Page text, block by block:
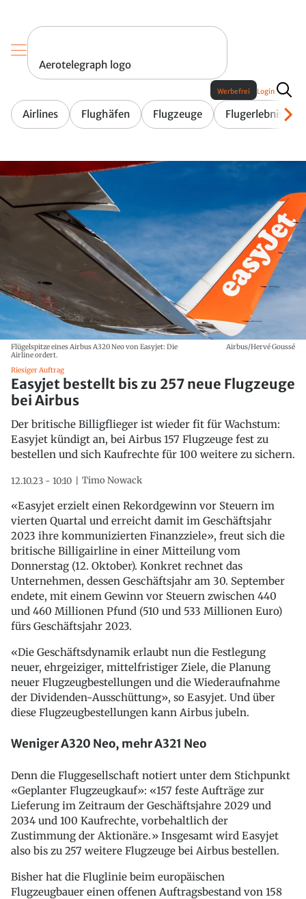
Aerotelegraph logo
Airlines Flughäfen Flugzeuge Flugerlebnis
Werbefrei Login
Flügelspitze eines Airbus A320 Neo von Easyjet: Die
Airline ordert.
Airbus/Hervé Goussé
Riesiger Auftrag
Easyjet bestellt bis zu 257 neue Flugzeuge
bei Airbus
Der britische Billigflieger ist wieder fit für Wachstum:
Easyjet kündigt an, bei Airbus 157 Flugzeuge fest zu
bestellen und sich Kaufrechte für 100 weitere zu sichern.
12.10.23 - 10:10 Timo Nowack
«Easyjet erzielt einen Rekordgewinn vor Steuern im
vierten Quartal und erreicht damit im Geschäftsjahr
2023 ihre kommunizierten Finanzziele», freut sich die
britische Billigairline in einer Mitteilung vom
Donnerstag (12. Oktober). Konkret rechnet das
Unternehmen, dessen Geschäftsjahr am 30. September
endete, mit einem Gewinn vor Steuern zwischen 440
und 460 Millionen Pfund (510 und 533 Millionen Euro)
fürs Geschäftsjahr 2023.
«Die Geschäftsdynamik erlaubt nun die Festlegung
neuer, ehrgeiziger, mittelfristiger Ziele, die Planung
neuer Flugzeugbestellungen und die Wiederaufnahme
der Dividenden-Ausschüttung», so Easyjet. Und über
diese Flugzeugbestellungen kann Airbus jubeln.
Weniger A320 Neo, mehr A321 Neo
Denn die Fluggesellschaft notiert unter dem Stichpunkt
«Geplanter Flugzeugkauf»: «157 feste Aufträge zur
Lieferung im Zeitraum der Geschäftsjahre 2029 und
2034 und 100 Kaufrechte, vorbehaltlich der
Zustimmung der Aktionäre.» Insgesamt wird Easyjet
also bis zu 257 weitere Flugzeuge bei Airbus bestellen.
Bisher hat die Fluglinie beim europäischen
Flugzeugbauer einen offenen Auftragsbestand von 158